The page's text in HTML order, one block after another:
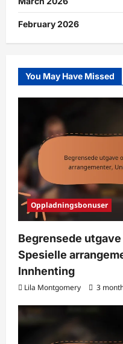
February 2026
You May Have Missed
Oppladningsbonuser
Begrensede
Spesielle
Innhenting
Lila Montgomery 3